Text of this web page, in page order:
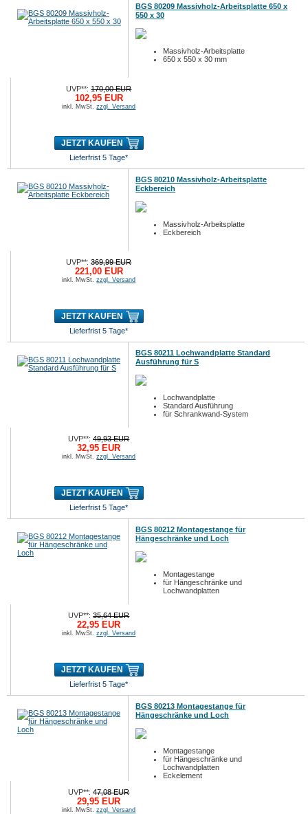
BGS 80209 Massivholz-Arbeitsplatte 650 x
550 x 30
Massivholz-Arbeitsplatte
650 x 550 x 30 mm
UVP**:170,00 EUR
102,95 EUR
inkl. MwSt.zzgl. Versand
JETZT KAUFEN
Lieferfrist 5 Tage*
BGS 80210 Massivholz-Arbeitsplatte
Eckbereich
Massivholz-Arbeitsplatte
Eckbereich
UVP**:369,99 EUR
221,00 EUR
inkl. MwSt.zzgl. Versand
JETZT KAUFEN
Lieferfrist 5 Tage*
BGS 80211 Lochwandplatte Standard
Ausführung für S
Lochwandplatte
Standard Ausführung
für Schrankwand-System
UVP**:49,93 EUR
32,95 EUR
inkl. MwSt.zzgl. Versand
JETZT KAUFEN
Lieferfrist 5 Tage*
BGS 80212 Montagestange für
Hängeschränke und Loch
Montagestange
für Hängeschränke und
Lochwandplatten
UVP**:35,64 EUR
22,95 EUR
inkl. MwSt.zzgl. Versand
JETZT KAUFEN
Lieferfrist 5 Tage*
BGS 80213 Montagestange für
Hängeschränke und Loch
Montagestange
für Hängeschränke und
Lochwandplatten
Eckelement
UVP**:47,08 EUR
29,95 EUR
inkl. MwSt.zzgl. Versand